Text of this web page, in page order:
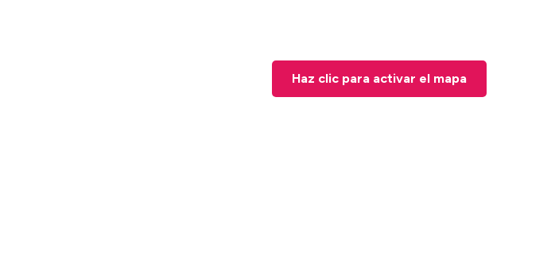
Haz clic para activar el mapa